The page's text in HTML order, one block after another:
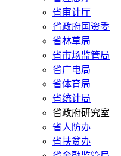
省审计厅
省政府国资委
省林草局
省市场监管局
省广电局
省体育局
省统计局
省政府研究室
省人防办
省扶贫办